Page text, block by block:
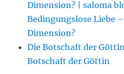
Dimension? | saloma
Bedingungslose Liebe
Dimension?
Die Botschaft der
Botschaft der Göttin